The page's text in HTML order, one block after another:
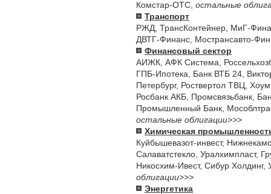
Комстар-ОТС остальные
Транспорт
РЖД ТрансКонтейнер МиГ-
ДВТГ-Финанс Мострансавто-
Финансовый сектор
АИЖК АФК Система
ГПБ-Ипотека
Банк ВТБ 24
Петербург, Роствертол ТВЦ
Росбанк АКБ Промсвязьбанк
Промышленный Банк
остальные облигации>>>
Химическая
Куйбышевазот-инвест,
Салаватстекло Уралхимпласт,
Никосхим-Ивест, Сибур Холдинг,
облигации>>>
Энергетика